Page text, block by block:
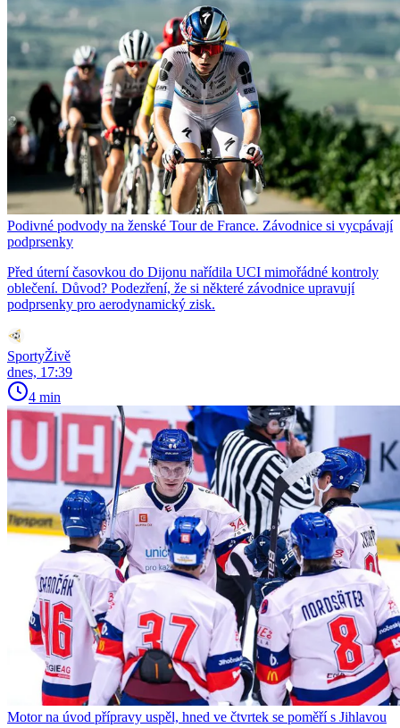
Podivné podvody na ženské Tour de France. Závodnice si vycpávají
podprsenky
Před úterní časovkou do Dijonu nařídila UCI mimořádné kontroly
oblečení. Důvod? Podezření, že si některé závodnice upravují
podprsenky pro aerodynamický zisk.
SportyŽivě
dnes, 17:39
4 min
Motor na úvod přípravy uspěl, hned ve čtvrtek se poměří s Jihlavou